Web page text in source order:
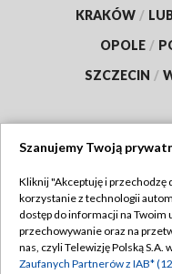
KRAKÓW /
OPOLE /
SZCZECIN /
Abonament TVP
Emisja w TVP
Szanujemy Twoją
Kliknij "Akceptuję i przechodzę
korzystanie z technologii
dostęp do informacji na
przechowywanie oraz na
nas, czyli Telewizję Polską S.A.
Zaufanych Partnerów z IAB*